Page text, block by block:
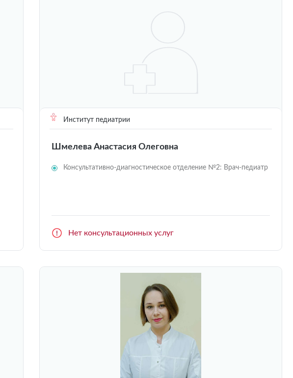
Институт педиатрии
Шмелева Анастасия Олеговна
Консультативно-диагностическое отделение №2: Врач-педиатр
Нет консультационных услуг